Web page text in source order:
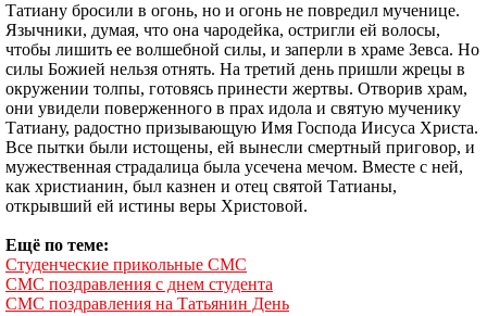
Татиану бросили в огонь, но и огонь не повредил мученице.
Язычники, думая, что она чародейка, остригли ей волосы,
чтобы лишить ее волшебной силы, и заперли в храме Зевса. Но
силы Божией нельзя отнять. На третий день пришли жрецы в
окружении толпы, готовясь принести жертвы. Отворив храм,
они увидели поверженного в прах идола и святую мученику
Татиану, радостно призывающую Имя Господа Иисуса Христа.
Все пытки были истощены, ей вынесли смертный приговор, и
мужественная страдалица была усечена мечом. Вместе с ней,
как христианин, был казнен и отец святой Татианы,
открывший ей истины веры Христовой.
Ещё по теме:
Студенческие прикольные СМС
СМС поздравления с днем студента
СМС поздравления на Татьянин День